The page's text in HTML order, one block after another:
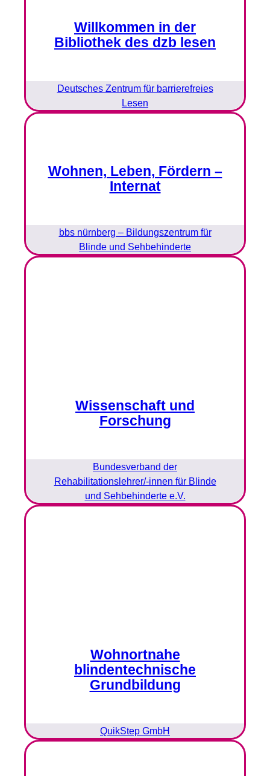
Willkommen in der
Bibliothek des dzb lesen
Deutsches Zentrum für barrierefreies
Lesen
Wohnen, Leben, Fördern –
Internat
bbs nürnberg – Bildungszentrum für
Blinde und Sehbehinderte
Wissenschaft und
Forschung
Bundesverband der
Rehabilitationslehrer/-innen für Blinde
und Sehbehinderte e.V.
Wohnortnahe
blindentechnische
Grundbildung
QuikStep GmbH